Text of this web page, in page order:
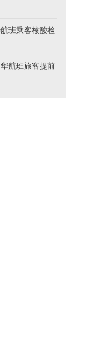
班乘客核酸检
航班旅客提前